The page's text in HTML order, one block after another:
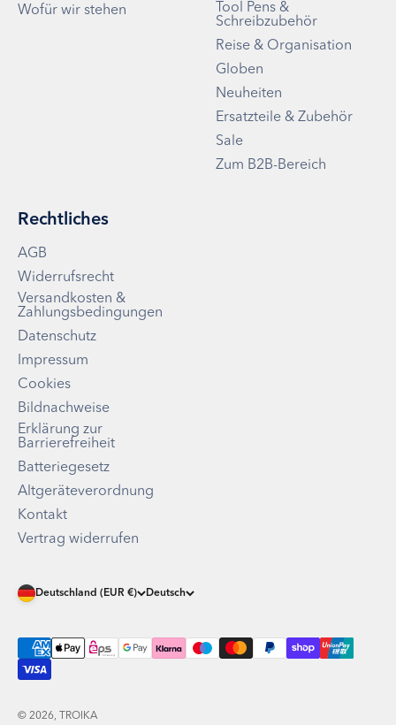
Wofür wir stehen
Tool Pens &
Schreibzubehör
Reise & Organisation
Globen
Neuheiten
Ersatzteile & Zubehör
Sale
Zum B2B-Bereich
Rechtliches
AGB
Widerrufsrecht
Versandkosten &
Zahlungsbedingungen
Datenschutz
Impressum
Cookies
Bildnachweise
Erklärung zur
Barrierefreiheit
Batteriegesetz
Altgeräteverordnung
Kontakt
Vertrag widerrufen
Deutschland (EUR €) Deutsch
© 2026, TROIKA